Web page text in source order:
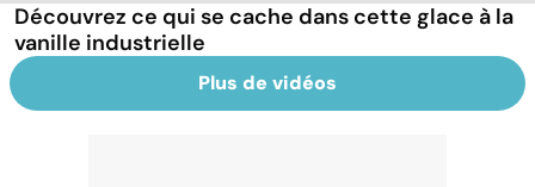
Découvrez ce qui se cache dans cette glace à la
vanille industrielle
Plus de vidéos